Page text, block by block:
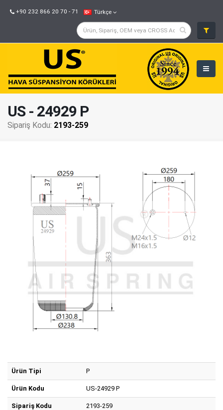
+90 232 866 20 70 - 71 Türkçe
US - 24929 P
Sipariş Kodu: 2193-259
Ürün Tipi P
Ürün Kodu US-24929 P
Sipariş Kodu 2193-259